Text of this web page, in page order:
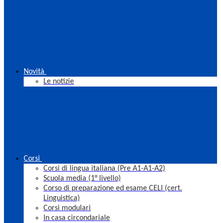
Novità
Le notizie
Corsi
Corsi di lingua italiana (Pre A1-A1-A2)
Scuola media (1° livello)
Corso di preparazione ed esame CELI (cert.
Linguistica)
Corsi modulari
In casa circondariale